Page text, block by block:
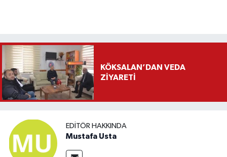
KÖKSALAN’DAN VEDA
ZİYARETİ
EDITÖR HAKKINDA
Mustafa Usta